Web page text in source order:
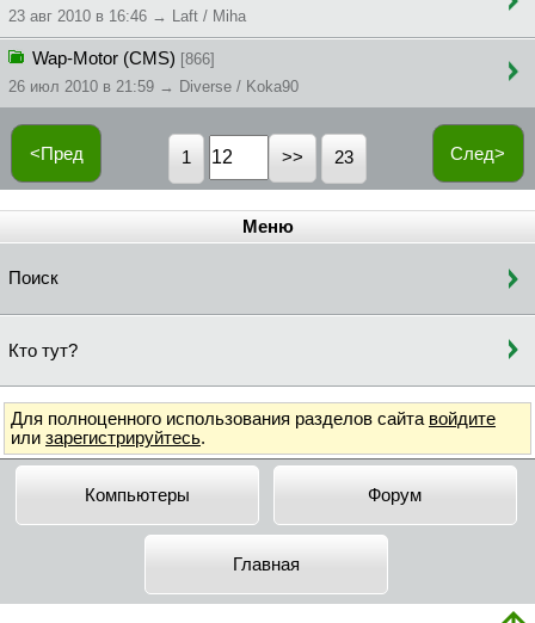
23 авг 2010 в 16:46 → Laft / Miha
Wap-Motor (CMS) [866]
26 июл 2010 в 21:59 → Diverse / Koka90
<Пред След>
1 23
Меню
Поиск
Кто тут?
Для полноценного использования разделов сайта войдите
или зарегистрируйтесь.
Компьютеры Форум
Главная